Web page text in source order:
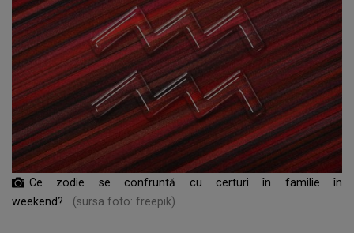
Ce zodie se confruntă cu certuri în familie în
weekend?
(sursa foto: freepik)